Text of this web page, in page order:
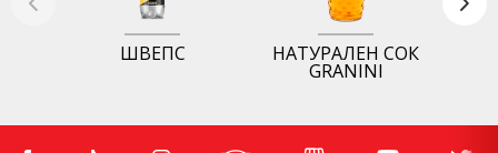
ШВЕПС НАТУРАЛЕН СОК
GRANINI